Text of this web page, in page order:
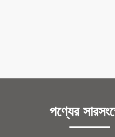
পণ্যের